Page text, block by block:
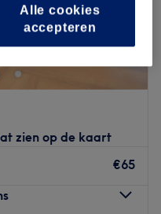
zien op de kaart
€65
Alle cookies
accepteren